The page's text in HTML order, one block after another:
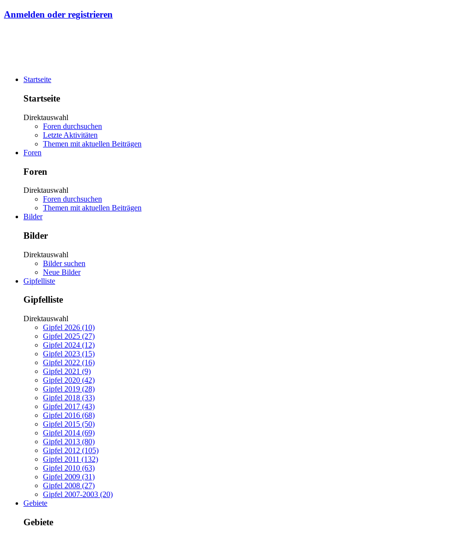
Anmelden oder registrieren
Startseite
Startseite
Direktauswahl
Foren durchsuchen
Letzte Aktivitäten
Themen mit aktuellen Beiträgen
Foren
Foren
Direktauswahl
Foren durchsuchen
Themen mit aktuellen Beiträgen
Bilder
Bilder
Direktauswahl
Bilder suchen
Neue Bilder
Gipfelliste
Gipfelliste
Direktauswahl
Gipfel 2026 (10)
Gipfel 2025 (27)
Gipfel 2024 (12)
Gipfel 2023 (15)
Gipfel 2022 (16)
Gipfel 2021 (9)
Gipfel 2020 (42)
Gipfel 2019 (28)
Gipfel 2018 (33)
Gipfel 2017 (43)
Gipfel 2016 (68)
Gipfel 2015 (50)
Gipfel 2014 (69)
Gipfel 2013 (80)
Gipfel 2012 (105)
Gipfel 2011 (132)
Gipfel 2010 (63)
Gipfel 2009 (31)
Gipfel 2008 (27)
Gipfel 2007-2003 (20)
Gebiete
Gebiete